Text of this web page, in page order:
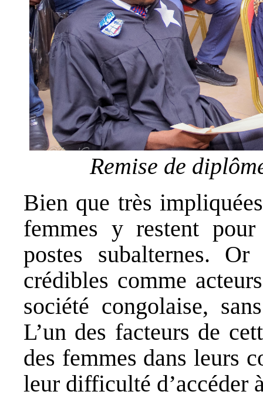
Remise de
Bien que très
femmes y restent pour
postes subalternes.
crédibles comme
société congolaise,
L’un des facteurs de
des femmes dans leurs
leur difficulté d’accéder